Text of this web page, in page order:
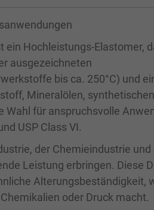
ein Hochleistungs-Elastomer,
ausgezeichneten
bis ca. 250°C) und
Mineralölen,
für anspruchsvolle
USP Class VI.
der Chemieindustrie und
Leistung erbringen. Diese
Alterungsbeständigkeit,
oder Druck macht.